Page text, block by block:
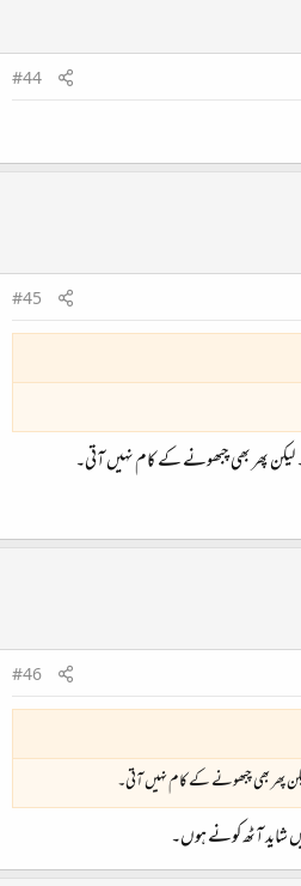
#44
#45
لیکن پھر بھی چبھونے کے کام نہیں آتی۔
#46
پھر بھی چبھونے کے کام نہیں آتی۔
شاید آٹھ کونے ہوں۔